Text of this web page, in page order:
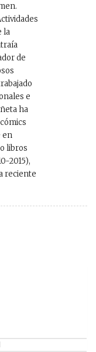
la
de
e
ha
en
libros
2015),
reciente